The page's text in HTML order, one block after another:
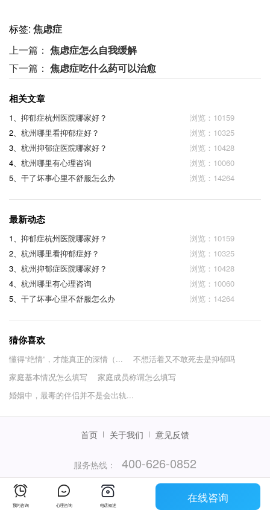
标签: 焦虑症
上一篇： 焦虑症怎么自我缓解
下一篇： 焦虑症吃什么药可以治愈
相关文章
1、 抑郁症杭州医院哪家好？
浏览：10159
2、 杭州哪里看抑郁症好？
浏览：10325
3、 杭州抑郁症医院哪家好？
浏览：10428
4、 杭州哪里有心理咨询
浏览：10060
5、 干了坏事心里不舒服怎么办 浏览：14264
最新动态
1、 抑郁症杭州医院哪家好？
浏览：10159
2、 杭州哪里看抑郁症好？
浏览：10325
3、 杭州抑郁症医院哪家好？
浏览：10428
4、 杭州哪里有心理咨询
浏览：10060
5、 干了坏事心里不舒服怎么办 浏览：14264
猜你喜欢
懂得“绝情”，才能真正的深情（...
不想活着又不敢死去是抑郁吗
家庭基本情况怎么填写
家庭成员称谓怎么填写
婚姻中，最毒的伴侣并不是会出轨...
预约咨询 心理咨询 电话倾述
在线咨询
首页 关于我们 意见反馈
服务热线： 400-626-0852
（服务时间：当日08:00-次日02:00）
© 2015 - 2026杭州袋虎信息技术有限公司